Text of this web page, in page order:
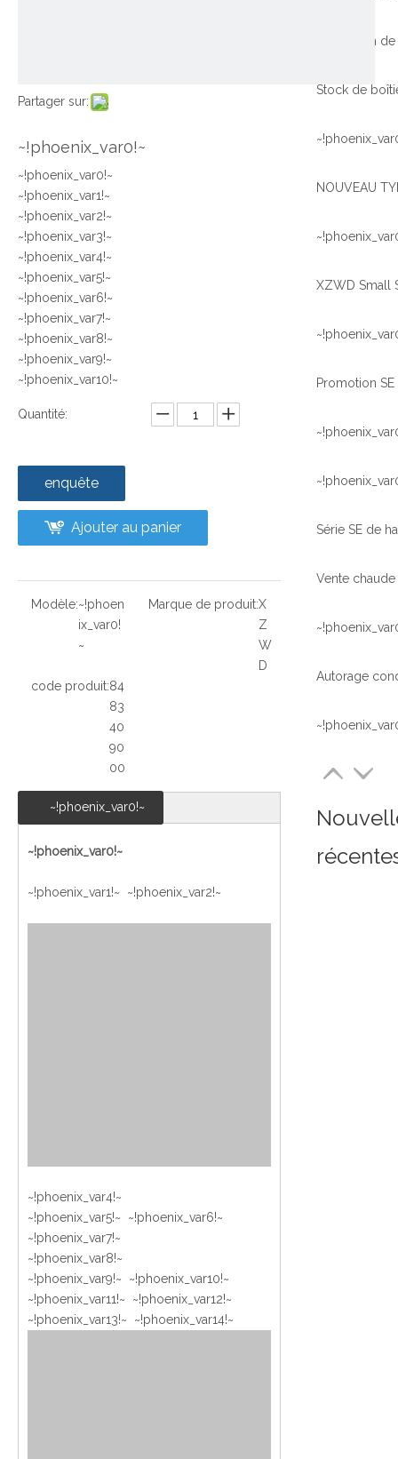
Partager sur:
~!phoenix_var0!~
~!phoenix_var0!~
~!phoenix_var1!~
~!phoenix_var2!~
~!phoenix_var3!~
~!phoenix_var4!~
~!phoenix_var5!~
~!phoenix_var6!~
~!phoenix_var7!~
~!phoenix_var8!~
~!phoenix_var9!~
~!phoenix_var10!~
Quantité:
enquête
Ajouter au panier
Modèle:~!phoen
ix_var0!
~
Marque de produit:X
Z
W
D
code produit:84
83
40
90
00
~!phoenix_var0!~
~!phoenix_var0!~
~!phoenix_var1!~ ~!phoenix_var2!~
~!phoenix_var4!~
~!phoenix_var5!~ ~!phoenix_var6!~
~!phoenix_var7!~
~!phoenix_var8!~
~!phoenix_var9!~ ~!phoenix_var10!~
~!phoenix_var11!~ ~!phoenix_var12!~
~!phoenix_var13!~ ~!phoenix_var14!~
Promotion